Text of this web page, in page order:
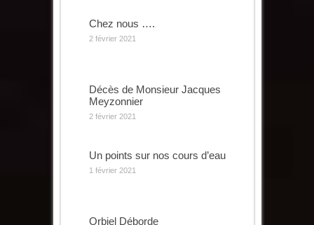
Chez nous ….
2 février 2021
Décès de Monsieur Jacques
Meyzonnier
2 février 2021
Un points sur nos cours d’eau
1 février 2021
Orbiel Déborde